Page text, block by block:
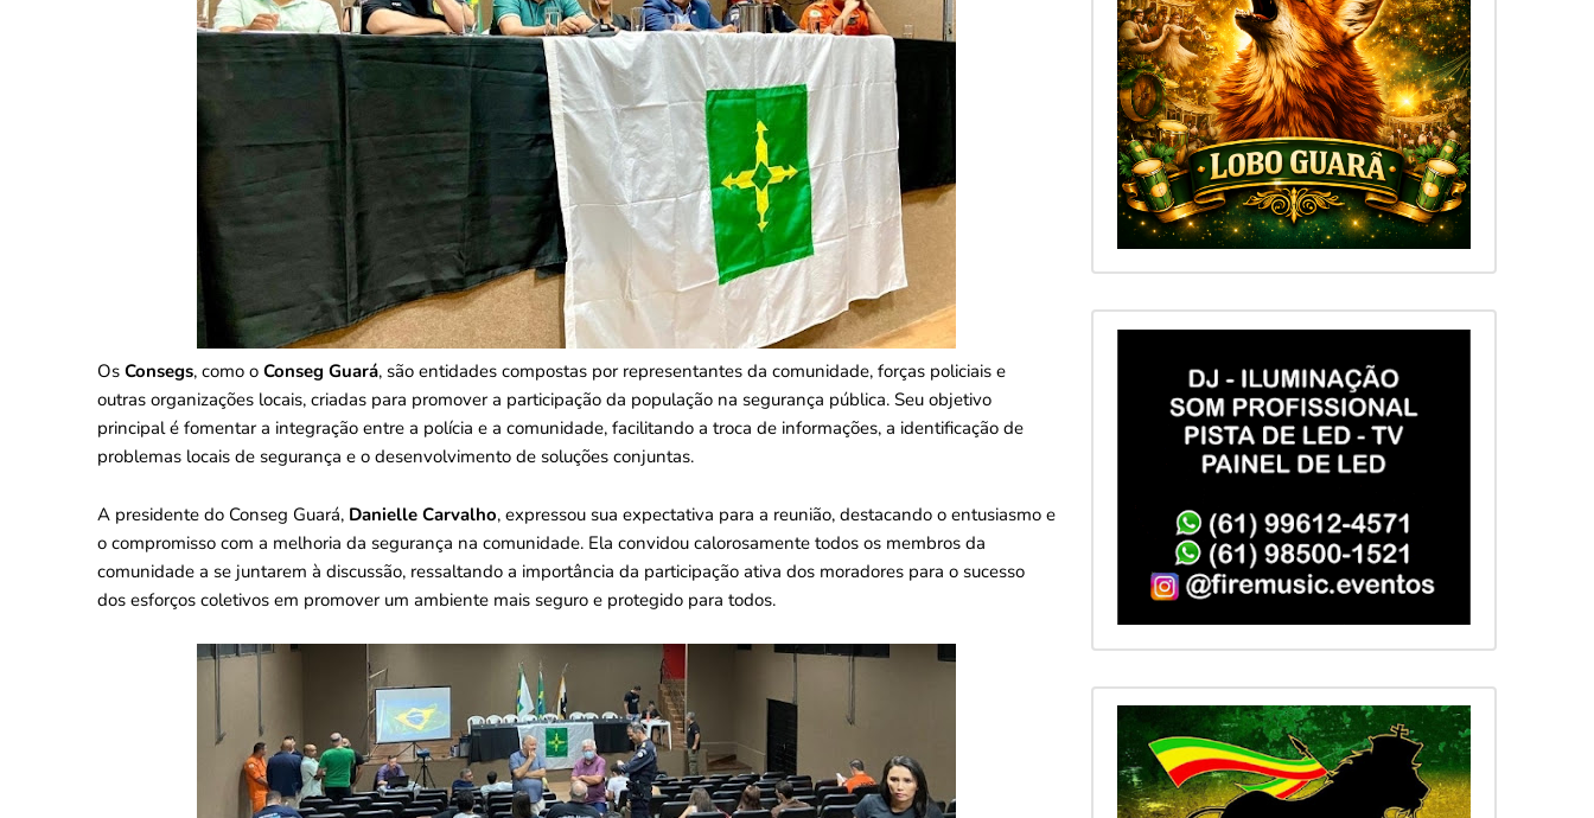
Os Consegs, como o Conseg Guará, são entidades compostas por representantes da comunidade, forças policiais e
outras organizações locais, criadas para promover a participação da população na segurança pública. Seu objetivo
principal é fomentar a integração entre a polícia e a comunidade, facilitando a troca de informações, a identificação de
problemas locais de segurança e o desenvolvimento de soluções conjuntas.
A presidente do Conseg Guará, Danielle Carvalho, expressou sua expectativa para a reunião, destacando o entusiasmo e
o compromisso com a melhoria da segurança na comunidade. Ela convidou calorosamente todos os membros da
comunidade a se juntarem à discussão, ressaltando a importância da participação ativa dos moradores para o sucesso
dos esforços coletivos em promover um ambiente mais seguro e protegido para todos.